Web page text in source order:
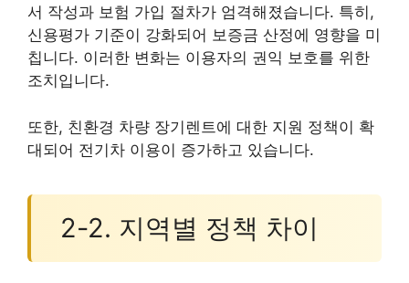
서 작성과 보험 가입 절차가 엄격해졌습니다. 특히,
신용평가 기준이 강화되어 보증금 산정에 영향을 미
칩니다. 이러한 변화는 이용자의 권익 보호를 위한
조치입니다.
또한, 친환경 차량 장기렌트에 대한 지원 정책이 확
대되어 전기차 이용이 증가하고 있습니다.
2-2. 지역별 정책 차이